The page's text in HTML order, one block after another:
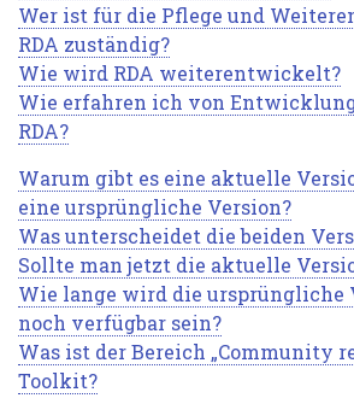
Resource
Description
and
Access
(RDA)
Wer ist für die Pflege und
RDA zuständig?
Wie wird RDA weiterentwickelt?
Wie erfahren ich von
RDA?
Warum gibt es eine aktuelle
eine ursprüngliche Version?
Was unterscheidet die beiden
Sollte man jetzt die aktuelle
Wie lange wird die ursprüngliche
noch verfügbar sein?
Was ist der Bereich „Community
Toolkit?